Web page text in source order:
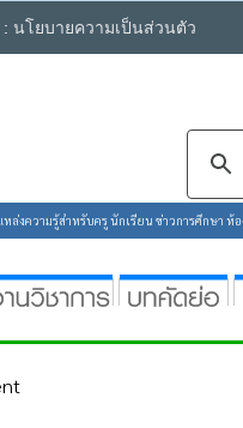
นโยบายความเป็นส่วนตัว
ล่งความรู้สำหรับครู นักเรียน ข่าวการศึกษา